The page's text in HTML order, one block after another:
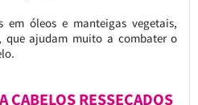
em óleos e manteigas vegetais,
que ajudam muito a combater o
CABELOS RESSECADOS